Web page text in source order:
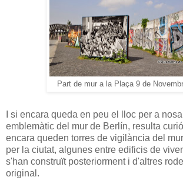
Part de mur a la Plaça 9 de
I si encara queda en peu el lloc per a
emblemàtic del mur de Berlín, resulta
encara queden torres de vigilància del
per la ciutat, algunes entre edificis de
s'han construït posteriorment i d'altres
original.